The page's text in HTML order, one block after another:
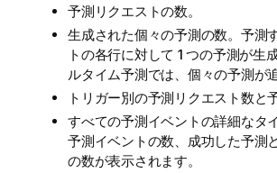
予測リクエストの数。
生成された個々の予測の数。予測
トの各行に対して 1 つの予測が生
ルタイム予測では、個々の予測が
トリガー別の予測リクエスト数と
すべての予測イベントの詳細なタ
予測イベントの数、成功した予測
の数が表示されます。